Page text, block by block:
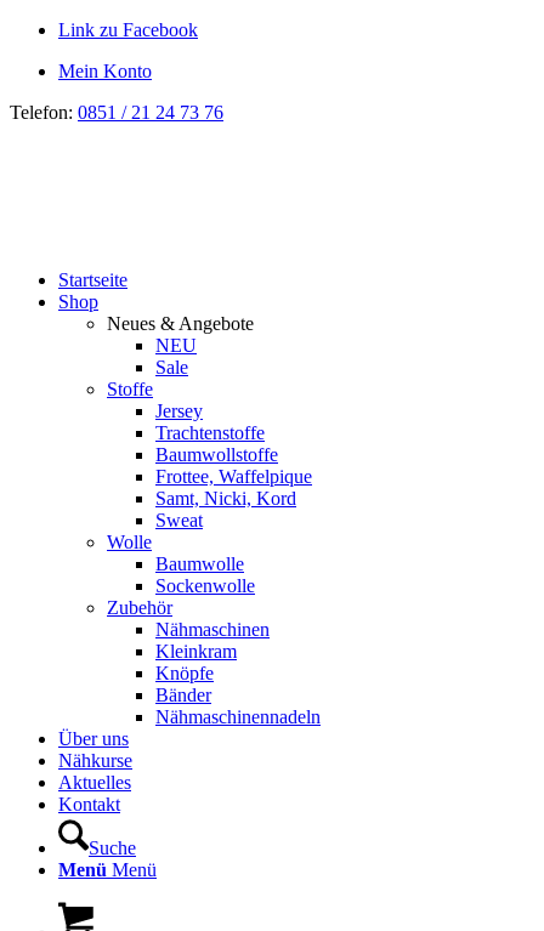
Link zu Facebook
Mein Konto
Telefon: 0851 / 21 24 73 76
Startseite
Shop
Neues & Angebote
NEU
Sale
Stoffe
Jersey
Trachtenstoffe
Baumwollstoffe
Frottee, Waffelpique
Samt, Nicki, Kord
Sweat
Wolle
Baumwolle
Sockenwolle
Zubehör
Nähmaschinen
Kleinkram
Knöpfe
Bänder
Nähmaschinennadeln
Über uns
Nähkurse
Aktuelles
Kontakt
Suche
Menü Menü